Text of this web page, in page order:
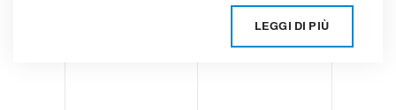
LEGGI DI PIÙ